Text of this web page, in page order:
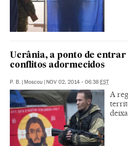
Ucrânia, a ponto de entrar
conflitos adormecidos
P. B. | Moscou | NOV 02, 2014 - 06:38 EST
A